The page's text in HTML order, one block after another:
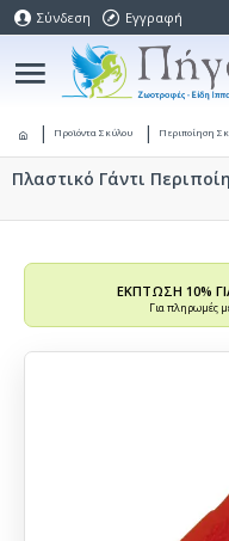
Σύνδεση Εγγραφή
Προϊόντα Σκύλου Περιποίηση
Πλαστικό Γάντι
ΕΚΠΤΩΣΗ 10%
Για πληρωμές